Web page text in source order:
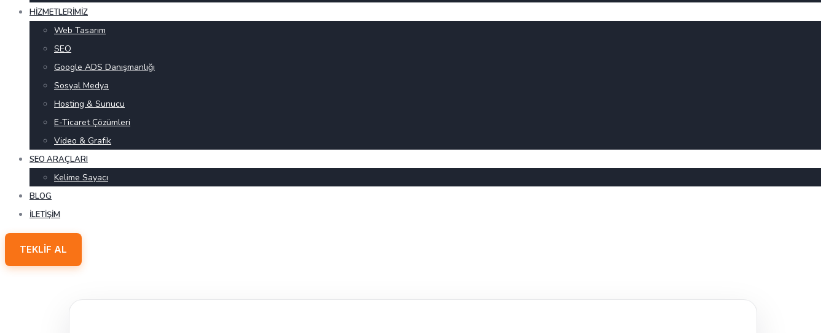
HIZMETLERIMIZ
Web Tasarım
SEO
Google ADS Danışmanlığı
Sosyal Medya
Hosting & Sunucu
E-Ticaret Çözümleri
Video & Grafik
SEO ARAÇLARI
Kelime Sayacı
BLOG
İLETIŞIM
TEKLIF AL